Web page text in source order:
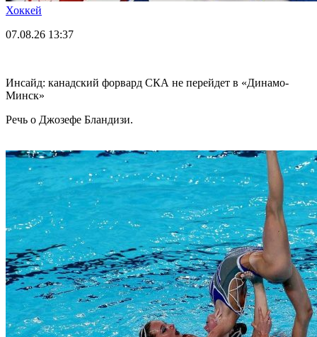
Хоккей
07.08.26 13:37
Инсайд: канадский форвард СКА не перейдет в «Динамо-
Минск»
Речь о Джозефе Бландизи.